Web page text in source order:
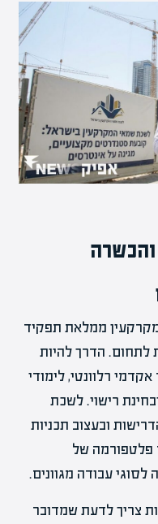
ממלאת תפקיד
לתחום. הדרך להיות
רלוונטי, לימודי
רישוי. לשכת
ובעצוב תכניות
פלטפורמה של
לסוגי עבודה מגוונים.
צריך לדעת שמדובר